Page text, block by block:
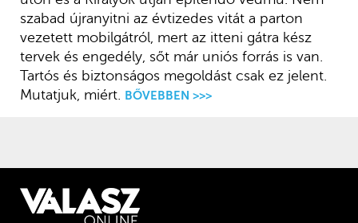
szabad újranyitni az évtizedes vitát a parton
vezetett mobilgátról, mert az itteni gátra kész
tervek és engedély, sőt már uniós forrás is van.
Tartós és biztonságos megoldást csak ez jelent.
Mutatjuk, miért. BŐVEBBEN >>>